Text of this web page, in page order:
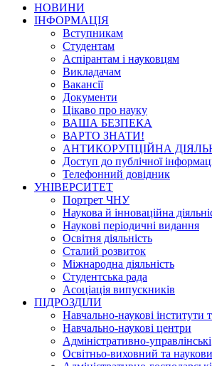
НОВИНИ
ІНФОРМАЦІЯ
Вступникам
Студентам
Аспірантам і науковцям
Викладачам
Вакансії
Документи
Цікаво про науку
ВАША БЕЗПЕКА
ВАРТО ЗНАТИ!
АНТИКОРУПЦІЙНА
Доступ до публічної
Телефонний довідник
УНІВЕРСИТЕТ
Портрет ЧНУ
Наукова й інноваційна
Наукові періодичні видання
Освітня діяльність
Сталий розвиток
Міжнародна діяльність
Студентська рада
Асоціація випускників
ПІДРОЗДІЛИ
Навчально-наукові інститути
Навчально-наукові центри
Адміністративно-управлінські
Освітньо-виховний та